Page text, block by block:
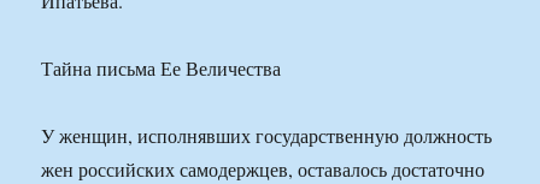
Тайна письма Ее Величества
У женщин, исполнявших государственную должность
жен российских самодержцев, оставалось достаточно